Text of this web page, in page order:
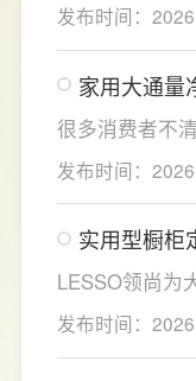
LESSO领尚为
能配置。母婴
同，机型需搭
冲奶、85℃泡
切换，不用反
胃。
发布时间：
家用大通量
如何匹配用
很多消费者不
自家户型，
合家庭用水场
合常住人口多
及以上之家，
蔬，需要持续
居住、日常用
大通量，避免
发布时间：
实用型橱柜
LESSO领尚为
注的几个关键
房面积和家庭
洗、切、炒动
发布时间：